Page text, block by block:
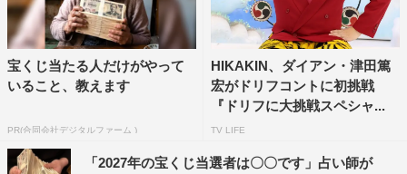
宝くじ当たる人だけがやって
いること、教えます
PR(合同会社デジタルファーム )
HIKAKIN、ダイアン・津田篤
宏がドリフコントに初挑戦
『ドリフに大挑戦スペシャ...
TV LIFE
「2027年の宝くじ当選者は〇〇です」占い師が